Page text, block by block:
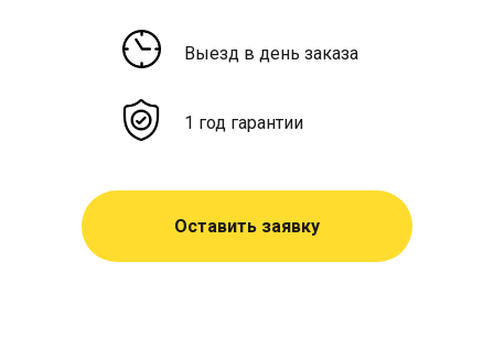
Выезд в день заказа
1 год гарантии
Оставить заявку